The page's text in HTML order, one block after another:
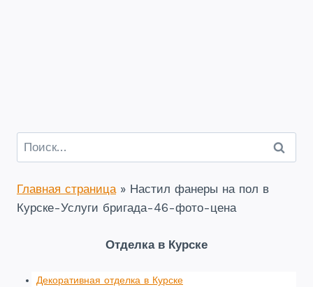
Найти:
Главная страница» Настил фанеры на пол в
Курске-Услуги бригада-46-фото-цена
Отделка в Курске
Декоративная отделка в Курске